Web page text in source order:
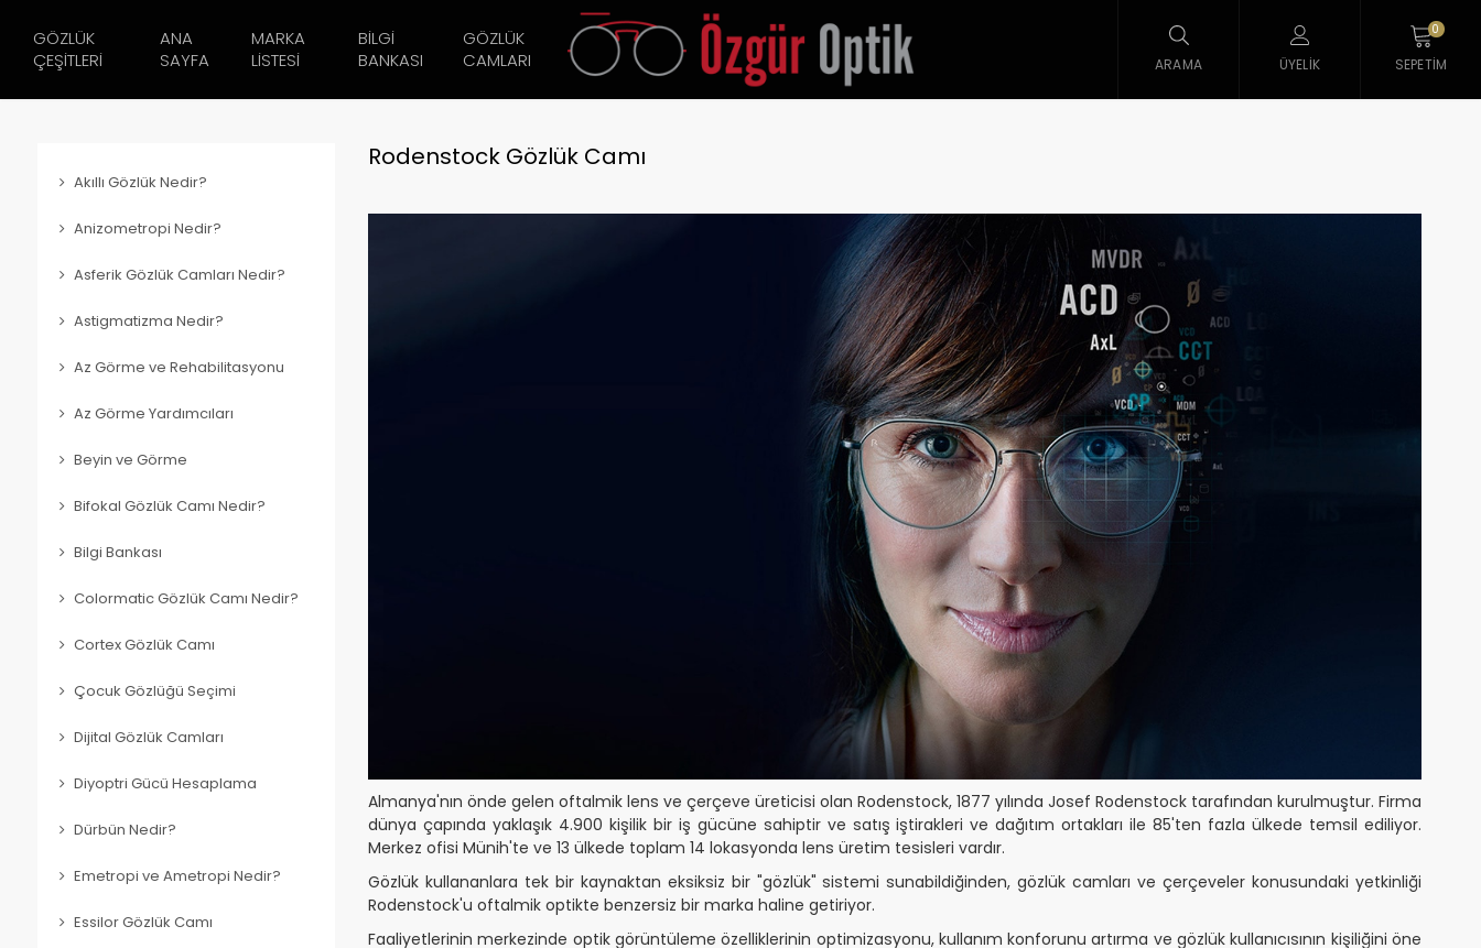
GÖZLÜK
ÇEŞITLERI
ANA
SAYFA
MARKA
LISTESI
BILGI
BANKASI
GÖZLÜK
CAMLARI
ARAMA ÜYELIK
0
SEPETIM
Akıllı Gözlük Nedir?
Anizometropi Nedir?
Asferik Gözlük Camları Nedir?
Astigmatizma Nedir?
Az Görme ve Rehabilitasyonu
Az Görme Yardımcıları
Beyin ve Görme
Bifokal Gözlük Camı Nedir?
Bilgi Bankası
Colormatic Gözlük Camı Nedir?
Cortex Gözlük Camı
Çocuk Gözlüğü Seçimi
Dijital Gözlük Camları
Diyoptri Gücü Hesaplama
Dürbün Nedir?
Emetropi ve Ametropi Nedir?
Essilor Gözlük Camı
Rodenstock Gözlük Camı
Almanya'nın önde gelen oftalmik lens ve çerçeve üreticisi olan Rodenstock, 1877 yılında Josef Rodenstock tarafından kurulmuştur. Firma
dünya çapında yaklaşık 4.900 kişilik bir iş gücüne sahiptir ve satış iştirakleri ve dağıtım ortakları ile 85'ten fazla ülkede temsil ediliyor.
Merkez ofisi Münih'te ve 13 ülkede toplam 14 lokasyonda lens üretim tesisleri vardır.
Gözlük kullananlara tek bir kaynaktan eksiksiz bir "gözlük" sistemi sunabildiğinden, gözlük camları ve çerçeveler konusundaki yetkinliği
Rodenstock'u oftalmik optikte benzersiz bir marka haline getiriyor.
Faaliyetlerinin merkezinde optik görüntüleme özelliklerinin optimizasyonu, kullanım konforunu artırma ve gözlük kullanıcısının kişiliğini öne